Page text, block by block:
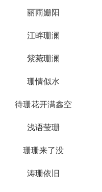
丽雨姗阳
江畔珊澜
紫菀珊澜
珊情似水
待珊花开满鑫空
浅语莹珊
珊珊来了没
涛珊依旧